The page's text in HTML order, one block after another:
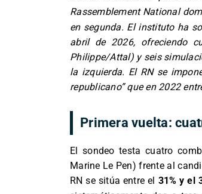
Rassemblement National
en segunda. El instituto ha
abril de 2026, ofreciendo
Philippe/Attal) y seis
la izquierda. El RN se
republicano” que en 2022
Primera vuelta:
El sondeo testa cuatro
Marine Le Pen) frente al
RN se sitúa entre el 31% y el